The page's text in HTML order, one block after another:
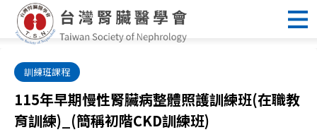
訓練班課程
115年早期慢性腎臟病整體照護訓練班(在職教
育訓練)_(簡稱初階CKD訓練班)